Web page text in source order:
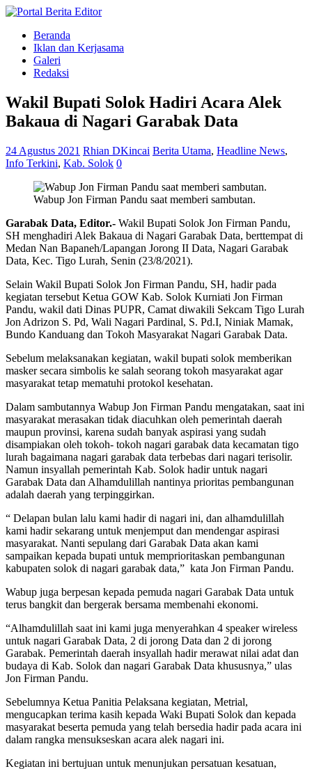
Beranda
Iklan dan Kerjasama
Galeri
Redaksi
Wakil Bupati Solok Hadiri Acara Alek
Bakaua di Nagari Garabak Data
24 Agustus 2021 Rhian DKincai Berita Utama, Headline News,
Info Terkini, Kab. Solok 0
Wabup Jon Firman Pandu saat memberi sambutan.
Garabak Data, Editor.- Wakil Bupati Solok Jon Firman Pandu,
SH menghadiri Alek Bakaua di Nagari Garabak Data, berttempat di
Medan Nan Bapaneh/Lapangan Jorong II Data, Nagari Garabak
Data, Kec. Tigo Lurah, Senin (23/8/2021).
Selain Wakil Bupati Solok Jon Firman Pandu, SH, hadir pada
kegiatan tersebut Ketua GOW Kab. Solok Kurniati Jon Firman
Pandu, wakil dati Dinas PUPR, Camat diwakili Sekcam Tigo Lurah
Jon Adrizon S. Pd, Wali Nagari Pardinal, S. Pd.I, Niniak Mamak,
Bundo Kanduang dan Tokoh Masyarakat Nagari Garabak Data.
Sebelum melaksanakan kegiatan, wakil bupati solok memberikan
masker secara simbolis ke salah seorang tokoh masyarakat agar
masyarakat tetap mematuhi protokol kesehatan.
Dalam sambutannya Wabup Jon Firman Pandu mengatakan, saat ini
masyarakat merasakan tidak diacuhkan oleh pemerintah daerah
maupun provinsi, karena sudah banyak aspirasi yang sudah
disampiakan oleh tokoh- tokoh nagari garabak data kecamatan tigo
lurah bagaimana nagari garabak data terbebas dari nagari terisolir.
Namun insyallah pemerintah Kab. Solok hadir untuk nagari
Garabak Data dan Alhamdulillah nantinya prioritas pembangunan
adalah daerah yang terpinggirkan.
“ Delapan bulan lalu kami hadir di nagari ini, dan alhamdulillah
kami hadir sekarang untuk menjemput dan mendengar aspirasi
masyarakat. Nanti sepulang dari Garabak Data akan kami
sampaikan kepada bupati untuk memprioritaskan pembangunan
kabupaten solok di nagari garabak data,” kata Jon Firman Pandu.
Wabup juga berpesan kepada pemuda nagari Garabak Data untuk
terus bangkit dan bergerak bersama membenahi ekonomi.
“Alhamdulillah saat ini kami juga menyerahkan 4 speaker wireless
untuk nagari Garabak Data, 2 di jorong Data dan 2 di jorong
Garabak. Pemerintah daerah insyallah hadir merawat nilai adat dan
budaya di Kab. Solok dan nagari Garabak Data khususnya,” ulas
Jon Firman Pandu.
Sebelumnya Ketua Panitia Pelaksana kegiatan, Metrial,
mengucapkan terima kasih kepada Waki Bupati Solok dan kepada
masyarakat beserta pemuda yang telah bersedia hadir pada acara ini
dalam rangka mensukseskan acara alek nagari ini.
Kegiatan ini bertujuan untuk menunjukan persatuan kesatuan,